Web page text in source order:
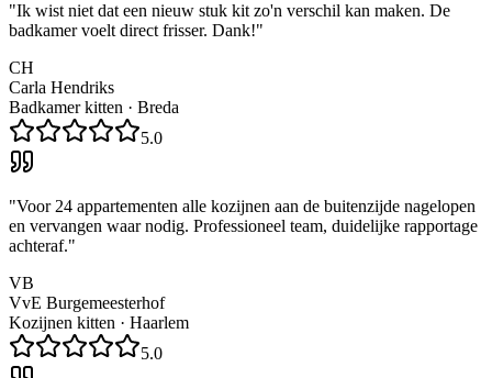
"Ik wist niet dat een nieuw stuk kit zo'n verschil kan maken. De
badkamer voelt direct frisser. Dank!"
CH
Carla Hendriks
Badkamer kitten · Breda
5.0
"Voor 24 appartementen alle kozijnen aan de buitenzijde nagelopen
en vervangen waar nodig. Professioneel team, duidelijke rapportage
achteraf."
VB
VvE Burgemeesterhof
Kozijnen kitten · Haarlem
5.0